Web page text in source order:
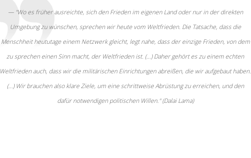
"Wo es früher ausreichte, sich den Frieden im eigenen Land oder nur in der direkten
Umgebung zu wünschen, sprechen wir heute vom Weltfrieden. Die Tatsache, dass die
Menschheit heututage einem Netzwerk gleicht, legt nahe, dass der einzige Frieden, von dem
zu sprechen einen Sinn macht, der Weltfrieden ist. (...) Daher gehört es zu einem echten
Weltfrieden auch, dass wir die militärischen Einrichtungen abreißen, die wir aufgebaut haben.
(...) Wir brauchen also klare Ziele, um eine schrittweise Abrüstung zu erreichen, und den
dafür notwendigen politischen Willen." (Dalai Lama)